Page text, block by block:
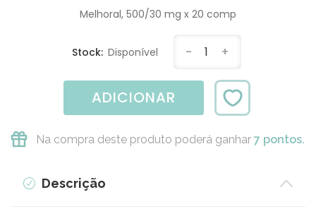
Melhoral, 500/30 mg x 20 comp
Stock: Disponível - 1 +
ADICIONAR
Na compra deste produto poderá ganhar 7 pontos.
Descrição